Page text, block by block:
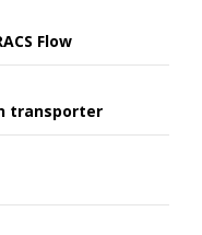
Flow
transporter